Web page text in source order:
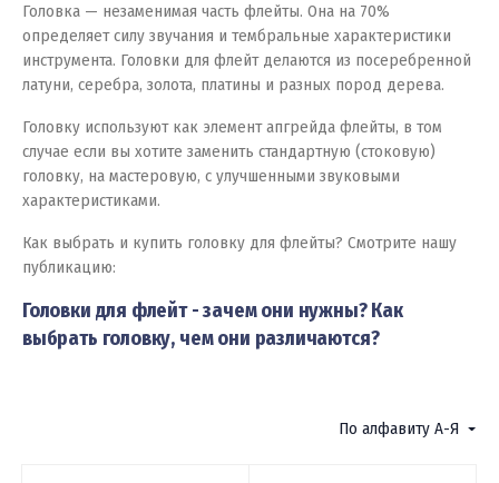
Головка — незаменимая часть флейты. Она на 70%
определяет силу звучания и тембральные характеристики
инструмента. Головки для флейт делаются из посеребренной
латуни, серебра, золота, платины и разных пород дерева.
Головку используют как элемент апгрейда флейты, в том
случае если вы хотите заменить стандартную (стоковую)
головку, на мастеровую, с улучшенными звуковыми
характеристиками.
Как выбрать и купить головку для флейты? Смотрите нашу
публикацию:
Головки для флейт - зачем они нужны? Как
выбрать головку, чем они различаются?
По алфавиту А-Я